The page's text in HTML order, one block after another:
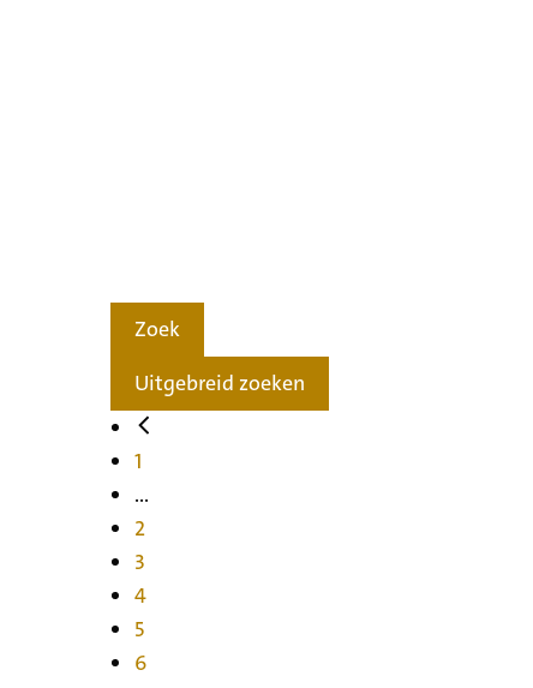
Zoek
Uitgebreid zoeken
1
...
2
3
4
5
6